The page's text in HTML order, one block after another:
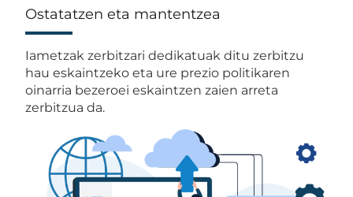
Ostatatzen eta mantentzea
Iametzak zerbitzari dedikatuak ditu zerbitzu
hau eskaintzeko eta ure prezio politikaren
oinarria bezeroei eskaintzen zaien arreta
zerbitzua da.